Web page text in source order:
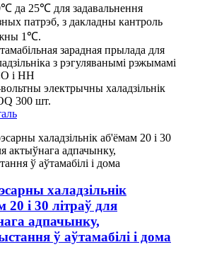
да 25℃ для задавальнення
патрэб, з дакладны кантроль
1℃.
зарадная прылада для
з рэгуляванымі рэжымамі
і HH
электрычны халадзільнік
300 шт.
халадзільнік
20 і 30 літраў для
адпачынку,
ў аўтамабілі і дома